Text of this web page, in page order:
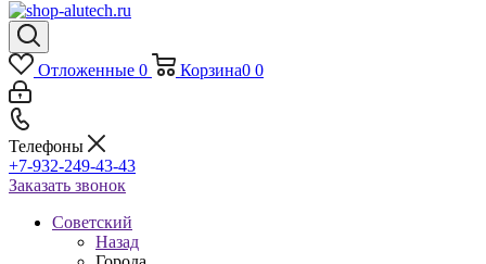
Отложенные 0 Корзина0 0
Телефоны
+7-932-249-43-43
Заказать звонок
Советский
Назад